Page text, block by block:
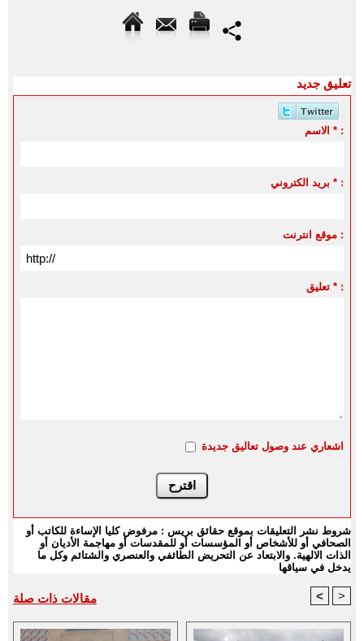
تعليق جديد
الاسم * :
بريد الكتروني * :
موقع انترنت :
تعليق * :
اشعاري عند وصول تعاليق جديدة
شروط نشر التعليقات بموقع حقائق بريس : مرفوض كليا الإساءة للكاتب أو
الصحافي أو للأشخاص أو المؤسسات أو للمقدسات أو مهاجمة الأديان أو
الذات الالهية. والابتعاد عن التحريض الطائفي والعنصري والشتائم وكل ما
يدخل في سياقها
مقالات ذات صلة < >